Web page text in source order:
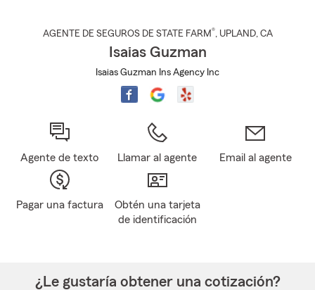
AGENTE DE SEGUROS DE STATE FARM®, UPLAND, CA
Isaias Guzman
Isaias Guzman Ins Agency Inc
Agente de texto Llamar al agente Email al agente
Pagar una factura
Obtén una tarjeta
de identificación
¿Le gustaría obtener una cotización?